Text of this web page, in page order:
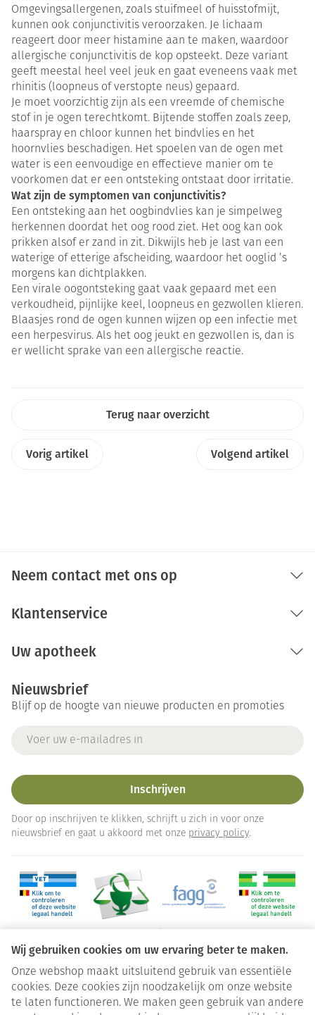
Wij gebruiken cookies om uw ervaring beter te maken.
Onze webshop maakt uitsluitend gebruik van essentiële
cookies. Deze cookies zijn noodzakelijk om onze website
te laten functioneren. We maken geen gebruik van andere
Omgevingsallergenen, zoals stuifmeel of huisstofmijt,
kunnen ook conjunctivitis veroorzaken. Je lichaam
reageert door meer histamine aan te maken, waardoor
allergische conjunctivitis de kop opsteekt. Deze variant
geeft meestal heel veel jeuk en gaat eveneens vaak met
rhinitis (loopneus of verstopte neus) gepaard.
Je moet voorzichtig zijn als een vreemde of chemische
stof in je ogen terechtkomt. Bijtende stoffen zoals zeep,
haarspray en chloor kunnen het bindvlies en het
hoornvlies beschadigen. Het spoelen van de ogen met
water is een eenvoudige en effectieve manier om te
voorkomen dat er een ontsteking ontstaat door irritatie.
Wat zijn de symptomen van conjunctivitis?
Een ontsteking aan het oogbindvlies kan je simpelweg
herkennen doordat het oog rood ziet. Het oog kan ook
prikken alsof er zand in zit. Dikwijls heb je last van een
waterige of etterige afscheiding, waardoor het ooglid ’s
morgens kan dichtplakken.
Een virale oogontsteking gaat vaak gepaard met een
verkoudheid, pijnlijke keel, loopneus en gezwollen klieren.
Blaasjes rond de ogen kunnen wijzen op een infectie met
een herpesvirus. Als het oog jeukt en gezwollen is, dan is
er wellicht sprake van een allergische reactie.
Terug naar overzicht
Vorig artikel Volgend artikel
Neem contact met ons op
Klantenservice
Uw apotheek
Nieuwsbrief
Blijf op de hoogte van nieuwe producten en promoties
Inschrijven
Door op inschrijven te klikken, schrijft u zich in voor onze
nieuwsbrief en gaat u akkoord met onze privacy policy.
Juridische links